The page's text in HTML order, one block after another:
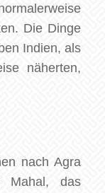
Die Dinge
Indien, als
näherten,
nach Agra
Mahal, das